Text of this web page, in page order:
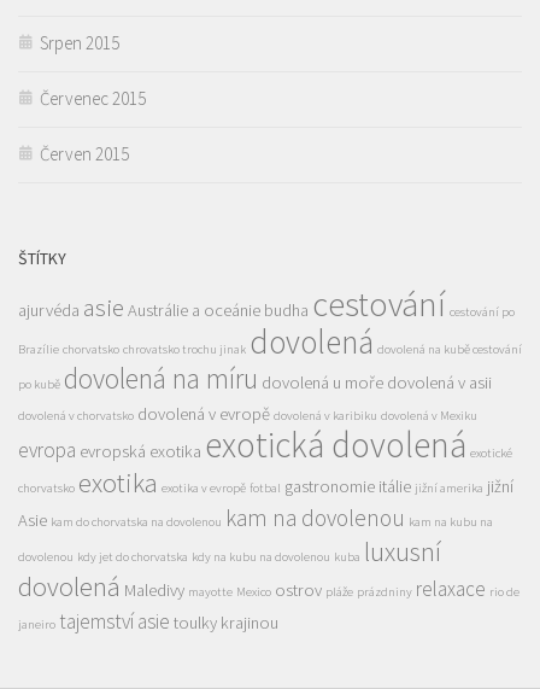
Srpen 2015
Červenec 2015
Červen 2015
ŠTÍTKY
ajurvéda asie Austrálie a oceánie budha cestování cestování po
Brazílie chorvatsko chrovatsko trochu jinak dovolená dovolená na kubě cestování
po kubě dovolená na míru dovolená u moře dovolená v asii
dovolená v chorvatsko dovolená v evropě dovolená v karibiku dovolená v Mexiku
evropa evropská exotika exotická dovolená exotické
chorvatsko exotika exotika v evropě fotbal gastronomie itálie jižní amerika jižní
Asie kam do chorvatska na dovolenou kam na dovolenou kam na kubu na
dovolenou kdy jet do chorvatska kdy na kubu na dovolenou kuba luxusní
dovolená Maledivy mayotte Mexico ostrov pláže prázdniny relaxace rio de
janeiro tajemství asie toulky krajinou